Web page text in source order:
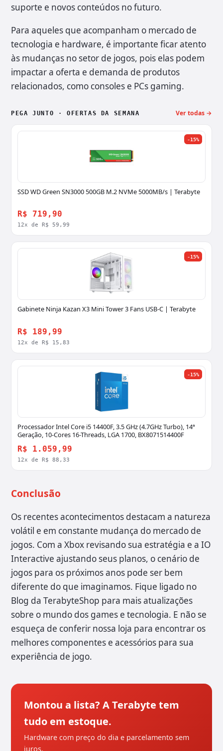
suporte e novos conteúdos no futuro.
Para aqueles que acompanham o mercado de
tecnologia e hardware, é importante ficar atento
às mudanças no setor de jogos, pois elas podem
impactar a oferta e demanda de produtos
relacionados, como consoles e PCs gaming.
PEGA JUNTO · OFERTAS DA SEMANA Ver todas →
-15%
SSD WD Green SN3000 500GB M.2 NVMe 5000MB/s | Terabyte
R$ 719,90
12x de R$ 59,99
-15%
Gabinete Ninja Kazan X3 Mini Tower 3 Fans USB-C | Terabyte
R$ 189,99
12x de R$ 15,83
-15%
Processador Intel Core i5 14400F, 3.5 GHz (4.7GHz Turbo), 14ª
Geração, 10-Cores 16-Threads, LGA 1700, BX8071514400F
R$ 1.059,99
12x de R$ 88,33
Conclusão
Os recentes acontecimentos destacam a natureza
volátil e em constante mudança do mercado de
jogos. Com a Xbox revisando sua estratégia e a IO
Interactive ajustando seus planos, o cenário de
jogos para os próximos anos pode ser bem
diferente do que imaginamos. Fique ligado no
Blog da TerabyteShop para mais atualizações
sobre o mundo dos games e tecnologia. E não se
esqueça de conferir nossa loja para encontrar os
melhores componentes e acessórios para sua
experiência de jogo.
Montou a lista? A Terabyte tem
tudo em estoque.
Hardware com preço do dia e parcelamento sem
juros.